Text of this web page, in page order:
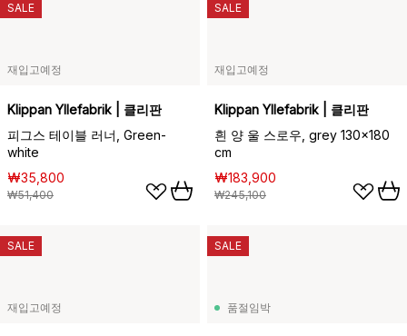
재입고예정
Klippan Yllefabrik | 클리판
피그스 테이블 러너, Green-
white
₩35,800
₩51,400
SALE
재입고예정
Klippan Yllefabrik | 클리판
흰 양 울 스로우, grey 130x180
cm
₩183,900
₩245,100
SALE
재입고예정
SALE
품절임박
SALE